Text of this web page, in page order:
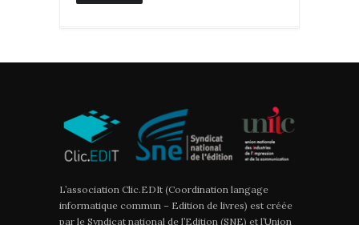
L’association Clic.EDIt (Coordination langage
informatique commun – Edition de livres) est créée
par le Syndicat national de l’Edition (SNE) et l’Union